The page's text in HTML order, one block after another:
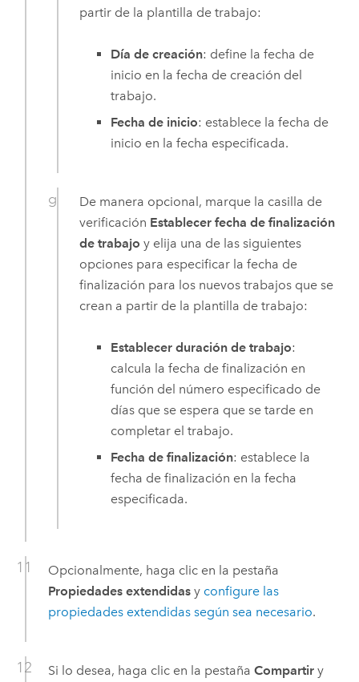
partir de la plantilla de trabajo:
Día de creación: define la fecha de
inicio en la fecha de creación del
trabajo.
Fecha de inicio: establece la fecha de
inicio en la fecha especificada.
De manera opcional, marque la casilla de
verificación Establecer fecha de finalización
de trabajo y elija una de las siguientes
opciones para especificar la fecha de
finalización para los nuevos trabajos que se
crean a partir de la plantilla de trabajo:
Establecer duración de trabajo:
calcula la fecha de finalización en
función del número especificado de
días que se espera que se tarde en
completar el trabajo.
Fecha de finalización: establece la
fecha de finalización en la fecha
especificada.
Opcionalmente, haga clic en la pestaña
Propiedades extendidasy configure las
propiedades extendidas según sea necesario.
Si lo desea, haga clic en la pestaña Compartiry